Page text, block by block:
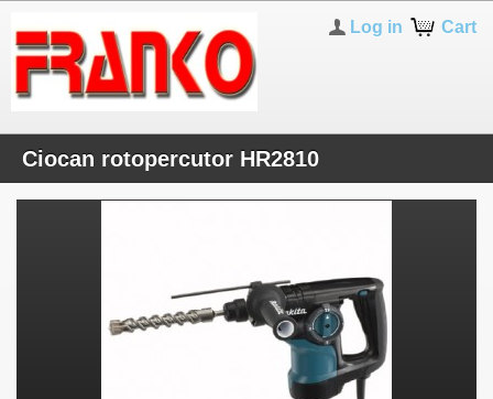
Cart
Log in
Ciocan rotopercutor HR2810